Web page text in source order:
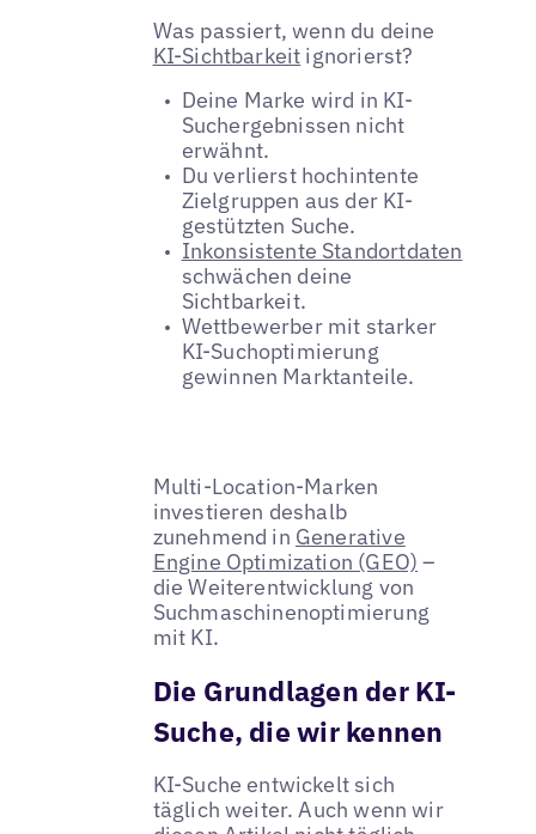
Was passiert, wenn du deine
KI-Sichtbarkeit ignorierst?
Deine Marke wird in KI-
Suchergebnissen nicht
erwähnt.
Du verlierst hochintente
Zielgruppen aus der KI-
gestützten Suche.
Inkonsistente Standortdaten
schwächen deine
Sichtbarkeit.
Wettbewerber mit starker
KI-Suchoptimierung
gewinnen Marktanteile.
Multi-Location-Marken
investieren deshalb
zunehmend in Generative
Engine Optimization (GEO) –
die Weiterentwicklung von
Suchmaschinenoptimierung
mit KI.
Die Grundlagen der KI-
Suche, die wir kennen
KI-Suche entwickelt sich
täglich weiter. Auch wenn wir